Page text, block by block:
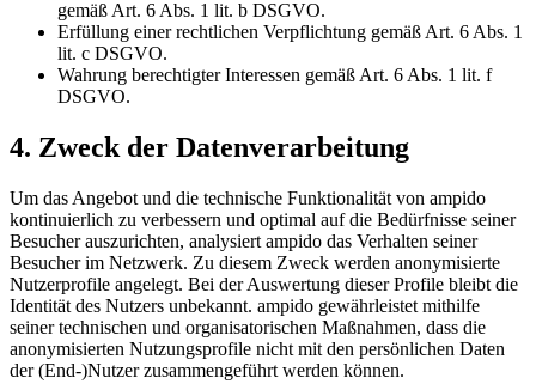
gemäß Art. 6 Abs. 1 lit. b DSGVO.
Erfüllung einer rechtlichen Verpflichtung gemäß Art. 6 Abs. 1
lit. c DSGVO.
Wahrung berechtigter Interessen gemäß Art. 6 Abs. 1 lit. f
DSGVO.
4. Zweck der Datenverarbeitung
Um das Angebot und die technische Funktionalität von ampido
kontinuierlich zu verbessern und optimal auf die Bedürfnisse seiner
Besucher auszurichten, analysiert ampido das Verhalten seiner
Besucher im Netzwerk. Zu diesem Zweck werden anonymisierte
Nutzerprofile angelegt. Bei der Auswertung dieser Profile bleibt die
Identität des Nutzers unbekannt. ampido gewährleistet mithilfe
seiner technischen und organisatorischen Maßnahmen, dass die
anonymisierten Nutzungsprofile nicht mit den persönlichen Daten
der (End-)Nutzer zusammengeführt werden können.